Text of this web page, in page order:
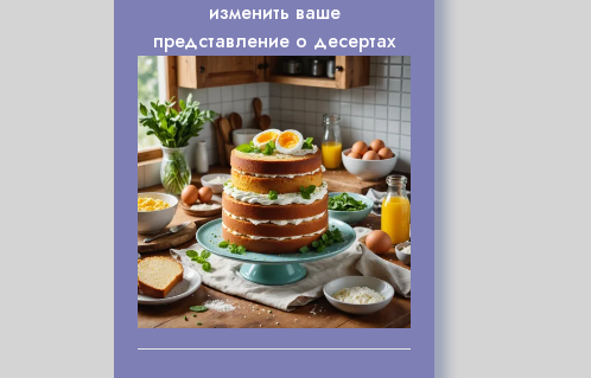
изменить ваше
представление о десертах